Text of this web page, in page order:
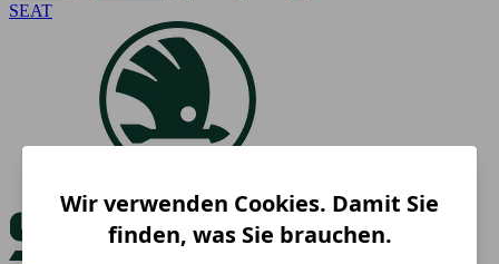
SEAT
Wir verwenden Cookies. Damit Sie
finden, was Sie brauchen.